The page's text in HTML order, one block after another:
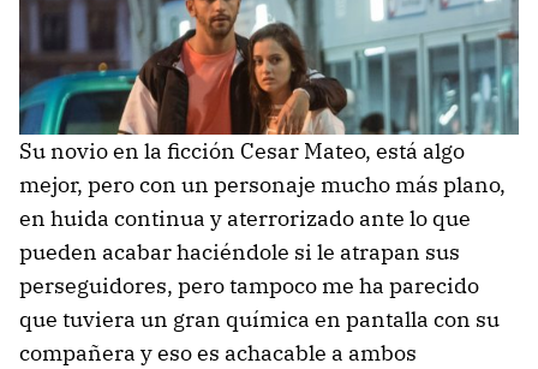
Su novio en la ficción Cesar Mateo, está algo
mejor, pero con un personaje mucho más plano,
en huida continua y aterrorizado ante lo que
pueden acabar haciéndole si le atrapan sus
perseguidores, pero tampoco me ha parecido
que tuviera un gran química en pantalla con su
compañera y eso es achacable a ambos